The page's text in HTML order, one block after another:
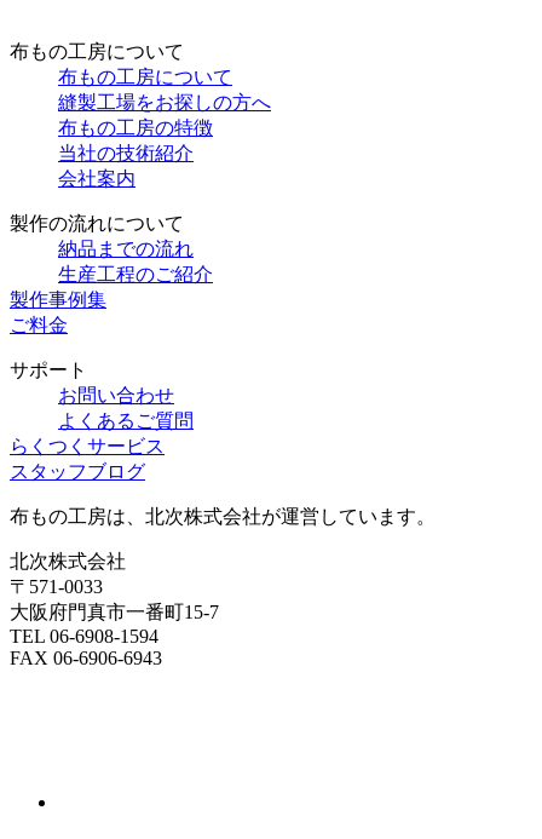
布もの工房について
布もの工房について
縫製工場をお探しの方へ
布もの工房の特徴
当社の技術紹介
会社案内
製作の流れについて
納品までの流れ
生産工程のご紹介
製作事例集
ご料金
サポート
お問い合わせ
よくあるご質問
らくつくサービス
スタッフブログ
布もの工房は、北次株式会社が運営しています。
北次株式会社
〒571-0033
大阪府門真市一番町15-7
TEL 06-6908-1594
FAX 06-6906-6943